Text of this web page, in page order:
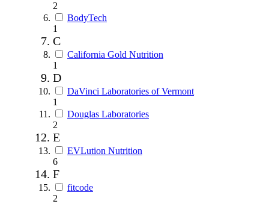
2
BodyTech
1
C
California Gold Nutrition
1
D
DaVinci Laboratories of Vermont
1
Douglas Laboratories
2
E
EVLution Nutrition
6
F
fitcode
2